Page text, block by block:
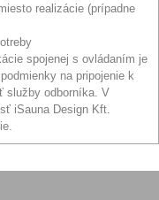
realizácie (prípadne
spojenej s ovládaním je
na pripojenie k
služby odborníka. V
iSauna Design Kft.